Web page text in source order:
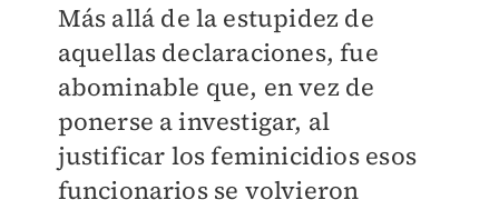
Más allá de la estupidez de
aquellas declaraciones, fue
abominable que, en vez de
ponerse a investigar, al
justificar los feminicidios esos
funcionarios se volvieron